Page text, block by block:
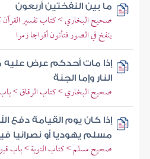
ما بين النفختين أربعون
صحيح البخاري > كتاب تفسير
ينفخ في الصور فتأتون أفواجا زمرا
إذا مات أحدكم عرض عليه
النار وإما الجنة
صحيح البخاري > كتاب الرقاق >
إذا كان يوم القيامة دفع
مسلم يهوديا أو نصرانيا
صحيح مسلم > كتاب التوبة > باب